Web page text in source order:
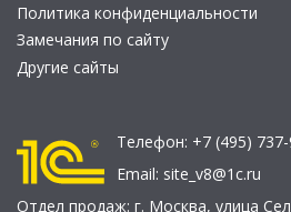
Политика конфиденциальности
Замечания по сайту
Другие сайты
Телефон: +7 (495)
Email: site_v8@1c.ru
Отдел продаж: г. Москва, улица